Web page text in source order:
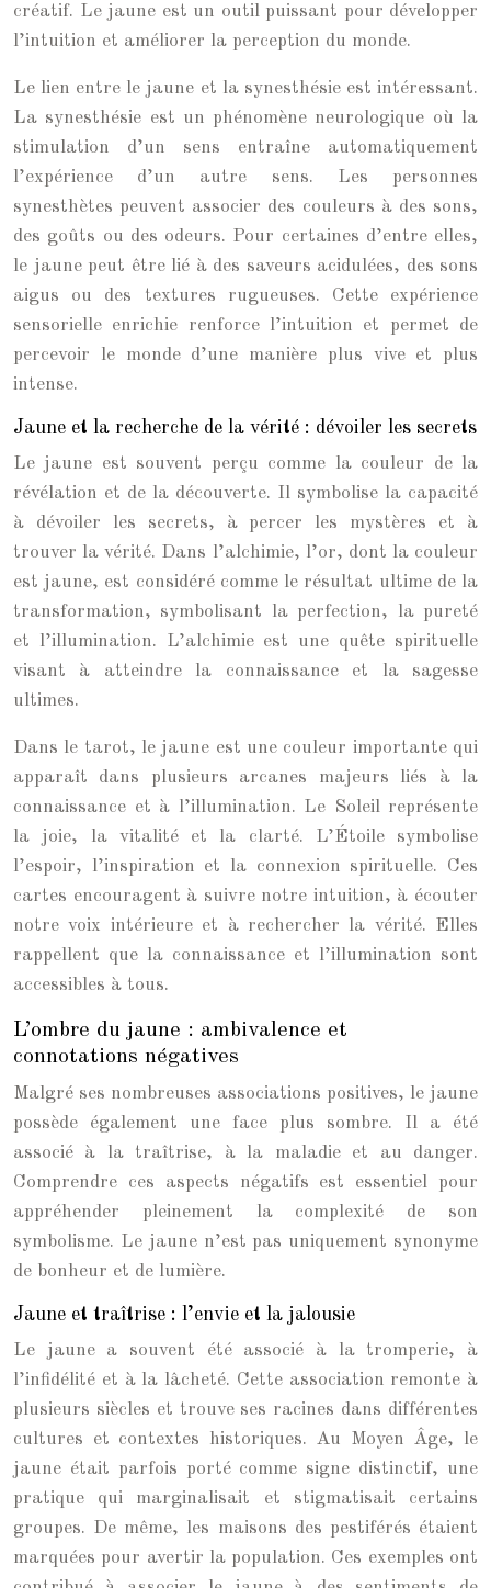
créatif. Le jaune est un outil puissant pour développer
l’intuition et améliorer la perception du monde.
Le lien entre le jaune et la synesthésie est intéressant.
La synesthésie est un phénomène neurologique où la
stimulation d’un sens entraîne automatiquement
l’expérience d’un autre sens. Les personnes
synesthètes peuvent associer des couleurs à des sons,
des goûts ou des odeurs. Pour certaines d’entre elles,
le jaune peut être lié à des saveurs acidulées, des sons
aigus ou des textures rugueuses. Cette expérience
sensorielle enrichie renforce l’intuition et permet de
percevoir le monde d’une manière plus vive et plus
intense.
Jaune et la recherche de la vérité : dévoiler les secrets
Le jaune est souvent perçu comme la couleur de la
révélation et de la découverte. Il symbolise la capacité
à dévoiler les secrets, à percer les mystères et à
trouver la vérité. Dans l’alchimie, l’or, dont la couleur
est jaune, est considéré comme le résultat ultime de la
transformation, symbolisant la perfection, la pureté
et l’illumination. L’alchimie est une quête spirituelle
visant à atteindre la connaissance et la sagesse
ultimes.
Dans le tarot, le jaune est une couleur importante qui
apparaît dans plusieurs arcanes majeurs liés à la
connaissance et à l’illumination. Le Soleil représente
la joie, la vitalité et la clarté. L’Étoile symbolise
l’espoir, l’inspiration et la connexion spirituelle. Ces
cartes encouragent à suivre notre intuition, à écouter
notre voix intérieure et à rechercher la vérité. Elles
rappellent que la connaissance et l’illumination sont
accessibles à tous.
L’ombre du jaune : ambivalence et
connotations négatives
Malgré ses nombreuses associations positives, le jaune
possède également une face plus sombre. Il a été
associé à la traîtrise, à la maladie et au danger.
Comprendre ces aspects négatifs est essentiel pour
appréhender pleinement la complexité de son
symbolisme. Le jaune n’est pas uniquement synonyme
de bonheur et de lumière.
Jaune et traîtrise : l’envie et la jalousie
Le jaune a souvent été associé à la tromperie, à
l’infidélité et à la lâcheté. Cette association remonte à
plusieurs siècles et trouve ses racines dans différentes
cultures et contextes historiques. Au Moyen Âge, le
jaune était parfois porté comme signe distinctif, une
pratique qui marginalisait et stigmatisait certains
groupes. De même, les maisons des pestiférés étaient
marquées pour avertir la population. Ces exemples ont